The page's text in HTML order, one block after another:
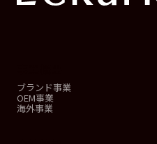
ブランド事業
OEM事業
海外事業